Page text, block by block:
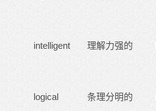
intelligent 理解力强的
logical 条理分明的